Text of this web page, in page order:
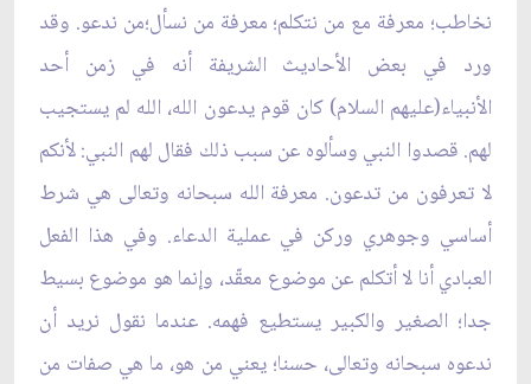
نخاطب؛ معرفة مع من نتكلم؛ معرفة من نسأل؛من ندعو. وقد
ورد في بعض الأحاديث الشريفة أنه في زمن أحد
الأنبياء(عليهم السلام) كان قوم يدعون الله، الله لم يستجيب
لهم. قصدوا النبي وسألوه عن سبب ذلك فقال لهم النبي: لأنكم
لا تعرفون من تدعون. معرفة الله سبحانه وتعالى هي شرط
أساسي وجوهري وركن في عملية الدعاء. وفي هذا الفعل
العبادي أنا لا أتكلم عن موضوع معقّد، وإنما هو موضوع بسيط
جدا؛ الصغير والكبير يستطيع فهمه. عندما نقول نريد أن
ندعوه سبحانه وتعالى، حسنا؛ يعني من هو، ما هي صفات من